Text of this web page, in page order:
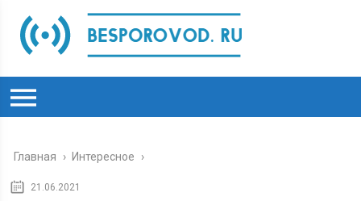
Главная › Интересное ›
21.06.2021